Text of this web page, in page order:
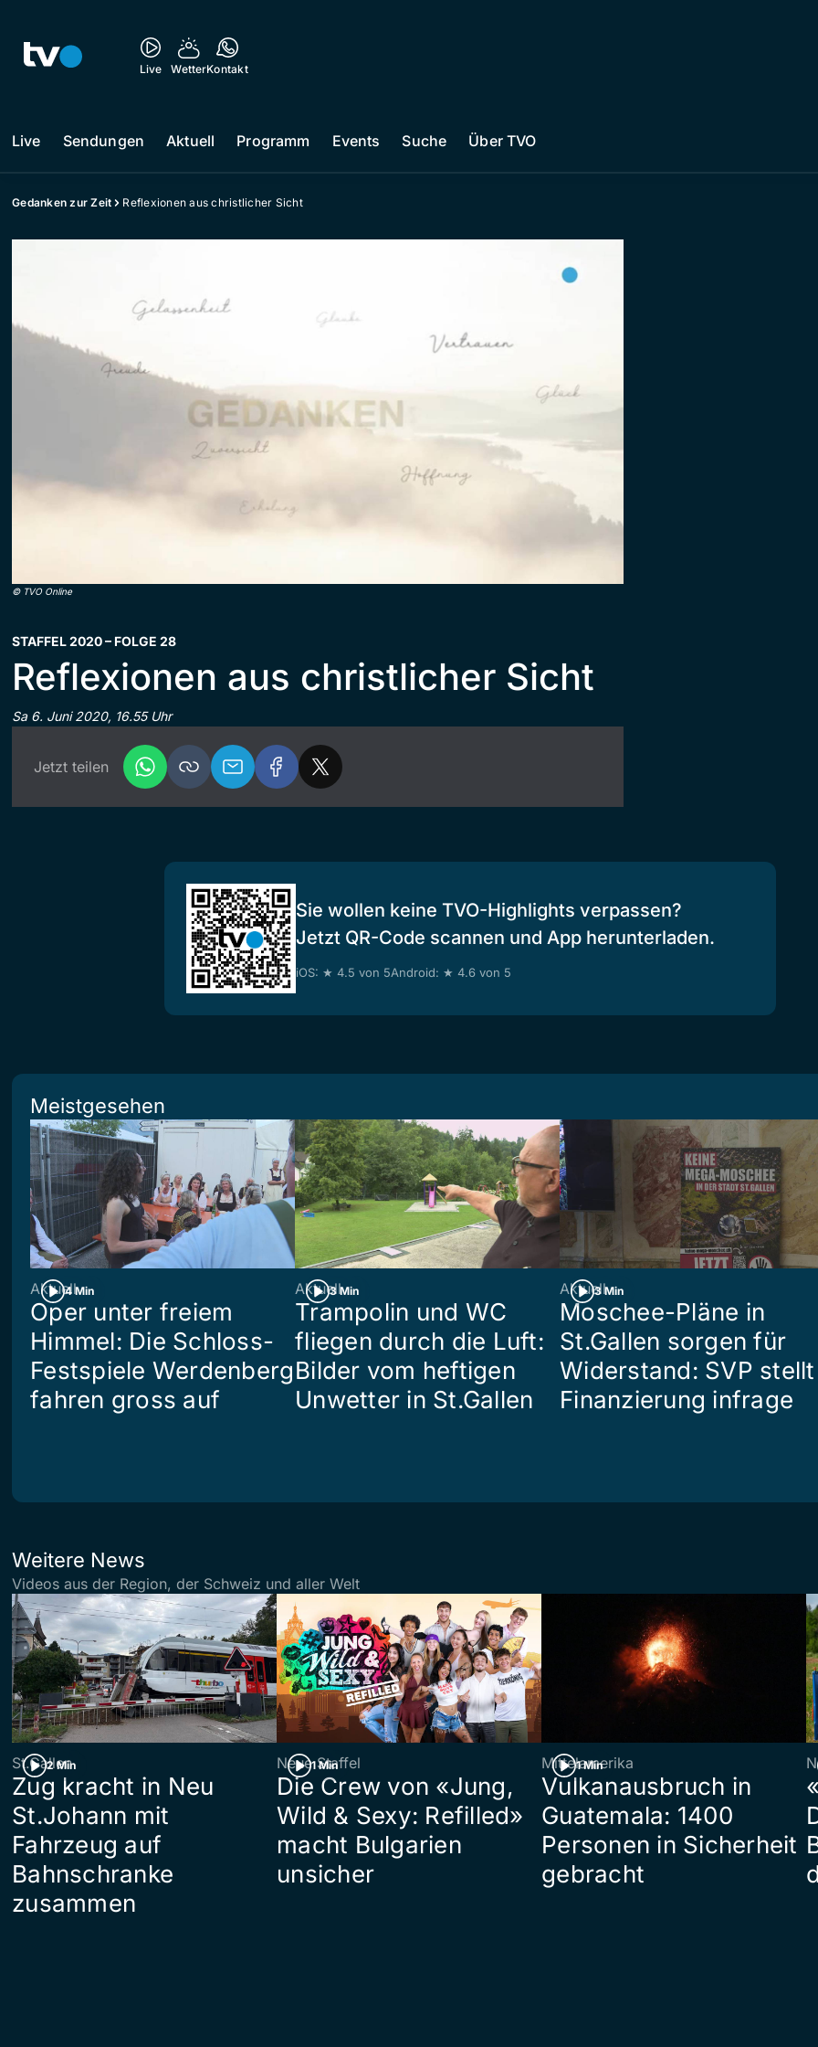
Live WetterKontakt
Live Sendungen Aktuell Programm Events Suche Über TVO
Gedanken zur Zeit Reflexionen aus christlicher Sicht
© TVO Online
STAFFEL 2020 – FOLGE 28
Reflexionen aus christlicher Sicht
Sa 6. Juni 2020, 16.55 Uhr
Jetzt teilen
Sie wollen keine TVO-Highlights verpassen?
Jetzt QR-Code scannen und App herunterladen.
iOS: ★ 4.5 von 5Android: ★ 4.6 von 5
Meistgesehen
4 Min
Aktuell
Oper unter freiem
Himmel: Die Schloss-
Festspiele Werdenberg
fahren gross auf
3 Min
Aktuell
Trampolin und WC
fliegen durch die Luft:
Bilder vom heftigen
Unwetter in St.Gallen
3 Min
Aktuell
Moschee-Pläne in
St.Gallen sorgen für
Widerstand: SVP stellt
Finanzierung infrage
Weitere News
Videos aus der Region, der Schweiz und aller Welt
2 Min
St.Gallen
Zug kracht in Neu
St.Johann mit
Fahrzeug auf
Bahnschranke
zusammen
1 Min
Neue Staffel
Die Crew von «Jung,
Wild & Sexy: Refilled»
macht Bulgarien
unsicher
1 Min
Mittelamerika
Vulkanausbruch in
Guatemala: 1400
Personen in Sicherheit
gebracht